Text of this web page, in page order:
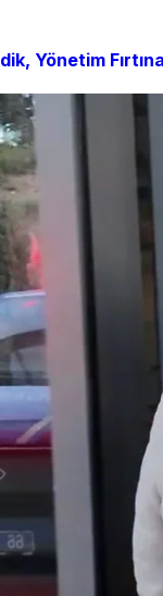
Yönetim